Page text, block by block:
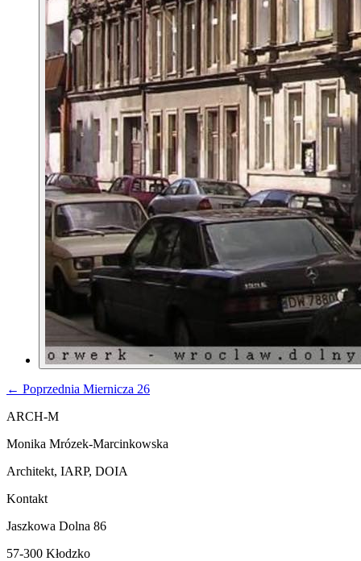
← Poprzednia Miernicza 26
ARCH-M
Monika Mrózek-Marcinkowska
Architekt, IARP, DOIA
Kontakt
Jaszkowa Dolna 86
57-300 Kłodzko